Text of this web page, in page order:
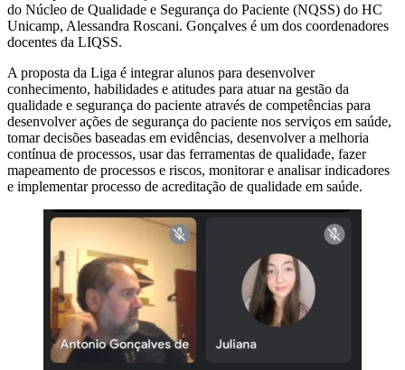
do Núcleo de Qualidade e Segurança do Paciente (NQSS) do HC
Unicamp, Alessandra Roscani. Gonçalves é um dos coordenadores
docentes da LIQSS.
A proposta da Liga é integrar alunos para desenvolver
conhecimento, habilidades e atitudes para atuar na gestão da
qualidade e segurança do paciente através de competências para
desenvolver ações de segurança do paciente nos serviços em saúde,
tomar decisões baseadas em evidências, desenvolver a melhoria
contínua de processos, usar das ferramentas de qualidade, fazer
mapeamento de processos e riscos, monitorar e analisar indicadores
e implementar processo de acreditação de qualidade em saúde.